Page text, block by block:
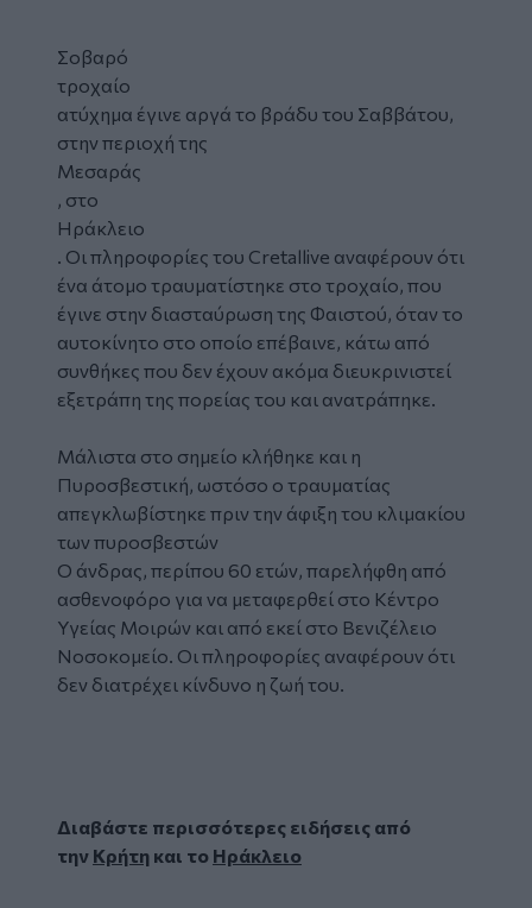
Σοβαρό
τροχαίο
ατύχημα έγινε αργά το βράδυ του Σαββάτου,
στην περιοχή της
Μεσαράς
, στο
Ηράκλειο
. Οι πληροφορίες του Cretallive αναφέρουν ότι
ένα άτομο τραυματίστηκε στο τροχαίο, που
έγινε στην διασταύρωση της Φαιστού, όταν το
αυτοκίνητο στο οποίο επέβαινε, κάτω από
συνθήκες που δεν έχουν ακόμα διευκρινιστεί
εξετράπη της πορείας του και ανατράπηκε.
Μάλιστα στο σημείο κλήθηκε και η
Πυροσβεστική, ωστόσο ο τραυματίας
απεγκλωβίστηκε πριν την άφιξη του κλιμακίου
των πυροσβεστών
Ο άνδρας, περίπου 60 ετών, παρελήφθη από
ασθενοφόρο για να μεταφερθεί στο Κέντρο
Υγείας Μοιρών και από εκεί στο Βενιζέλειο
Νοσοκομείο. Οι πληροφορίες αναφέρουν ότι
δεν διατρέχει κίνδυνο η ζωή του.
Διαβάστε περισσότερες ειδήσεις από
την Κρήτη και το Ηράκλειο